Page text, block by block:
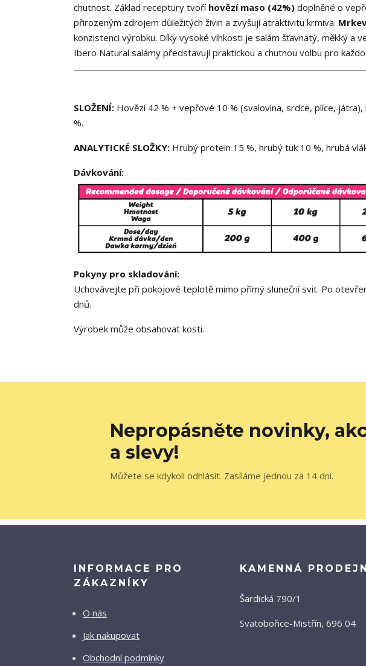
chutnost. Základ receptury tvoříhovězí maso (42%) doplněné o
přirozeným zdrojem důležitých živin a zvyšují atraktivitu krmiva.
konzistenci výrobku. Díky vysoké vlhkosti je salám šťavnatý, měkký a
Ibero Natural salámy představují praktickou a chutnou volbu pro
SLOŽENÍ: Hovězí 42 % + vepřové 10 % (svalovina, srdce, plíce,
%.
ANALYTICKÉ SLOŽKY: Hrubý protein 15 %, hrubý tuk 10 %, hrubá
Dávkování:
Pokyny pro skladování:
Uchovávejte při pokojové teplotě mimo přímý sluneční svit. Po
dnů.
Výrobek může obsahovat kosti.
Nepropásněte novinky,
a slevy!
Můžete se kdykoli odhlásit. Zasíláme jednou za 14 dní.
INFORMACE PRO
ZÁKAZNÍKY
O nás
Jak nakupovat
Obchodní podmínky
KAMENNÁ
Šardická 790/1
Svatobořice-Mistřín, 696 04